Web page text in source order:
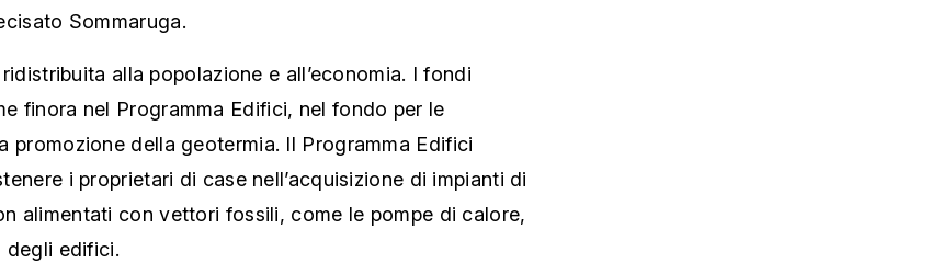
Sommaruga.
ridistribuita alla popolazione e all’economia. I fondi
finora nel Programma Edifici, nel fondo per le
promozione della geotermia. Il Programma Edifici
i proprietari di case nell’acquisizione di impianti di
alimentati con vettori fossili, come le pompe di calore,
degli edifici.